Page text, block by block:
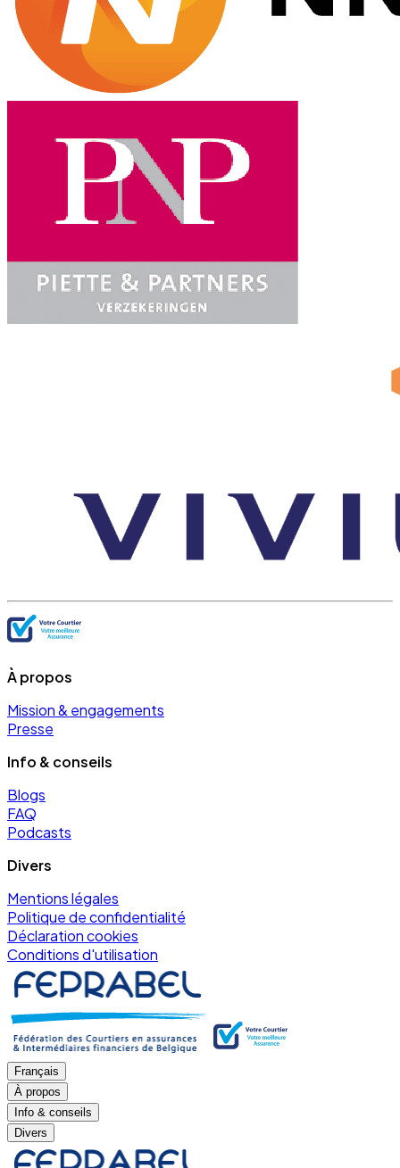
À propos
Mission & engagements
Presse
Info & conseils
Blogs
FAQ
Podcasts
Divers
Mentions légales
Politique de confidentialité
Déclaration cookies
Conditions d'utilisation
Français
À propos
Info & conseils
Divers